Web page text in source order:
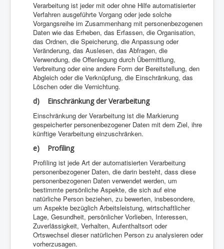
Verarbeitung ist jeder mit oder ohne Hilfe automatisierter
Verfahren ausgeführte Vorgang oder jede solche
Vorgangsreihe im Zusammenhang mit personenbezogenen
Daten wie das Erheben, das Erfassen, die Organisation,
das Ordnen, die Speicherung, die Anpassung oder
Veränderung, das Auslesen, das Abfragen, die
Verwendung, die Offenlegung durch Übermittlung,
Verbreitung oder eine andere Form der Bereitstellung, den
Abgleich oder die Verknüpfung, die Einschränkung, das
Löschen oder die Vernichtung.
d) Einschränkung der Verarbeitung
Einschränkung der Verarbeitung ist die Markierung
gespeicherter personenbezogener Daten mit dem Ziel, ihre
künftige Verarbeitung einzuschränken.
e) Profiling
Profiling ist jede Art der automatisierten Verarbeitung
personenbezogener Daten, die darin besteht, dass diese
personenbezogenen Daten verwendet werden, um
bestimmte persönliche Aspekte, die sich auf eine
natürliche Person beziehen, zu bewerten, insbesondere,
um Aspekte bezüglich Arbeitsleistung, wirtschaftlicher
Lage, Gesundheit, persönlicher Vorlieben, Interessen,
Zuverlässigkeit, Verhalten, Aufenthaltsort oder
Ortswechsel dieser natürlichen Person zu analysieren oder
vorherzusagen.